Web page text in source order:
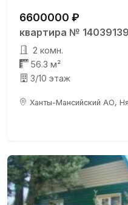
6600000 ₽
квартира №
2 комн.
56.3 м²
3/10 этаж
Ханты-Мансийский АО,